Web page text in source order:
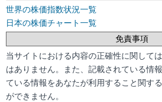
世界の株価指数状況一覧
日本の株価チャート一覧
免責事項
当サイトにおける内容の正確性に関して
はありません。また、記載されている情
ている情報をあなたが利用すること関す
ができません。